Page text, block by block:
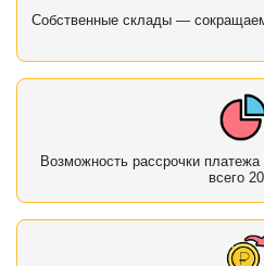
Собственные склады —
Возможность рассрочки
всего